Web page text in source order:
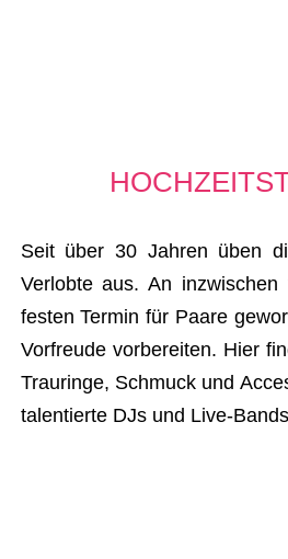
Seit über 30 Jahren üben
Verlobte aus. An
festen Termin für Paare
Vorfreude vorbereiten. Hier
Trauringe, Schmuck und
talentierte DJs und Live-